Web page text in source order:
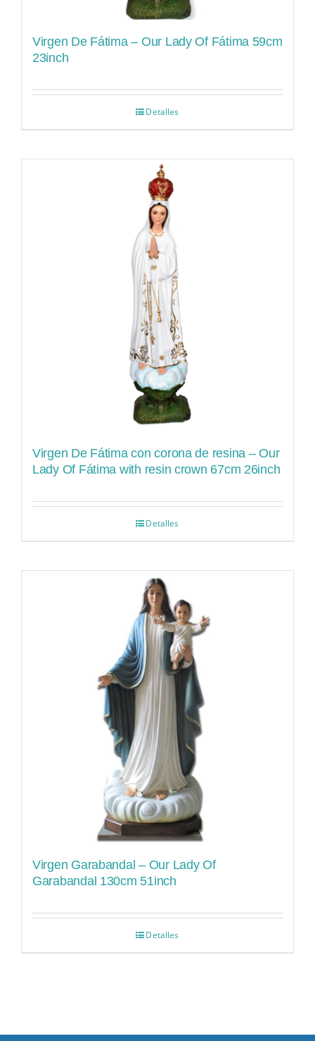
Virgen De Fátima – Our Lady Of Fátima 59cm
23inch
Detalles
Virgen De Fátima con corona de resina – Our
Lady Of Fátima with resin crown 67cm 26inch
Detalles
Virgen Garabandal – Our Lady Of
Garabandal 130cm 51inch
Detalles